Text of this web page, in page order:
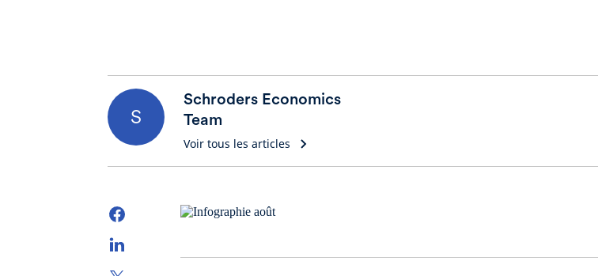
S
Schroders Economics
Team
Voir tous les articles